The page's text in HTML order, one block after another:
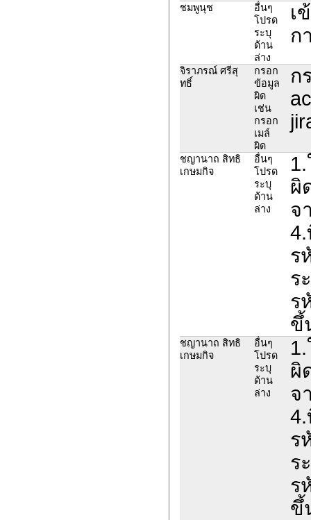
ชมพูนุช
อื่นๆ
โปรด
ระบุ
ด้าน
ล่าง
เ
ก
จิราภรณ์ ศรีสุ
ทธิ์
กรอก
ข้อมูล
ผิด
เช่น
กรอก
เมล์
ผิด
ก
ชญานาถ สิทธิ
เกษมกิจ
อื่นๆ
โปรด
ระบุ
ด้าน
ล่าง
ผิ
จ
ร
ร
ร
ขึ้
ชญานาถ สิทธิ
เกษมกิจ
อื่นๆ
โปรด
ระบุ
ด้าน
ล่าง
ผิ
จ
ร
ร
ร
ขึ้